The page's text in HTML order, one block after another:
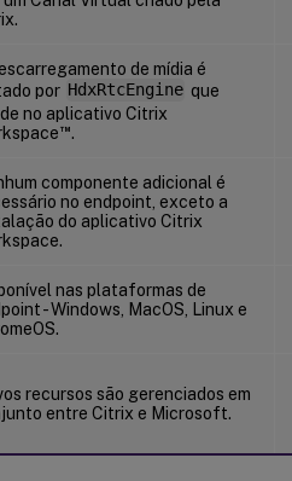
de mídia é
por HdxRtcEngine que
no aplicativo Citrix
™.
componente adicional é
no endpoint, exceto a
do aplicativo Citrix
nas plataformas de
- Windows, MacOS, Linux e
recursos são gerenciados em
entre Citrix e Microsoft.